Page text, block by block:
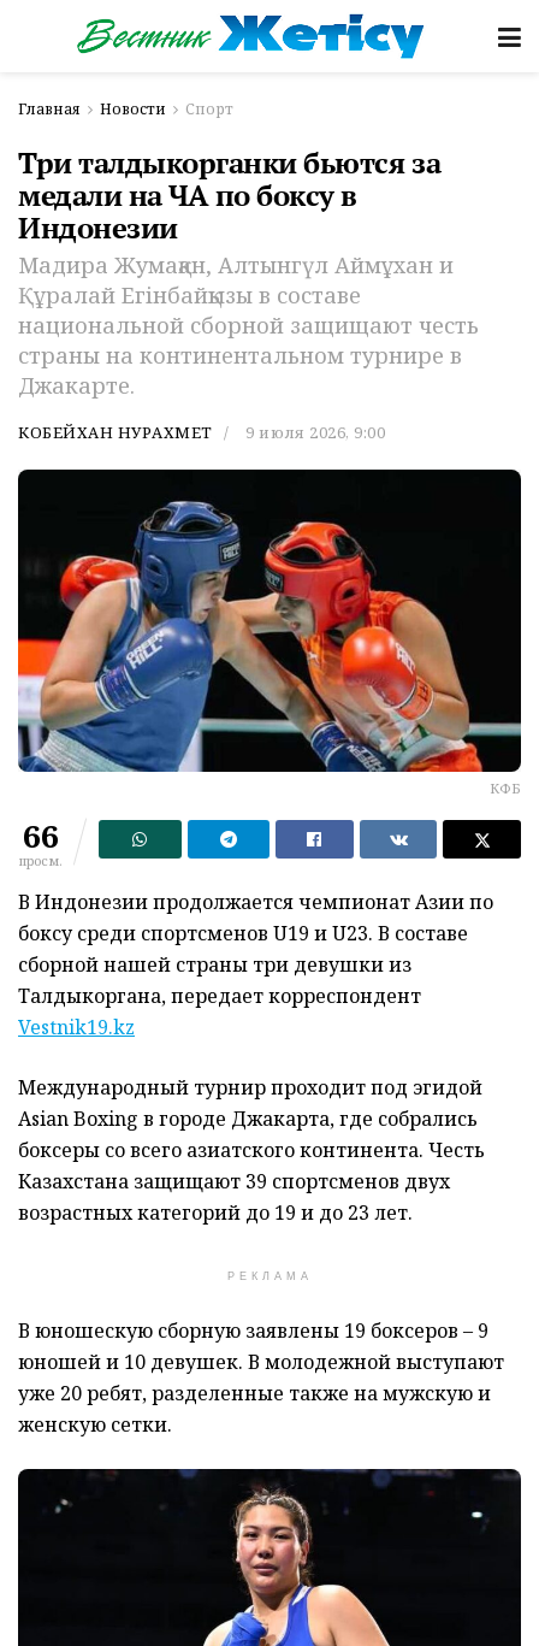
Главная Новости Спорт
Три талдыкорганки бьются за
медали на ЧА по боксу в
Индонезии
Мадира Жумақан, Алтынгүл Аймұхан и
Құралай Егінбайқызы в составе
национальной сборной защищают честь
страны на континентальном турнире в
Джакарте.
КОБЕЙХАН НУРАХМЕТ 9 июля 2026, 9:00
КФБ
66
просм.
В Индонезии продолжается чемпионат Азии по
боксу среди спортсменов U19 и U23. В составе
сборной нашей страны три девушки из
Талдыкоргана, передает корреспондент
Vestnik19.kz
Международный турнир проходит под эгидой
Asian Boxing в городе Джакарта, где собрались
боксеры со всего азиатского континента. Честь
Казахстана защищают 39 спортсменов двух
возрастных категорий до 19 и до 23 лет.
РЕКЛАМА
В юношескую сборную заявлены 19 боксеров – 9
юношей и 10 девушек. В молодежной выступают
уже 20 ребят, разделенные также на мужскую и
женскую сетки.